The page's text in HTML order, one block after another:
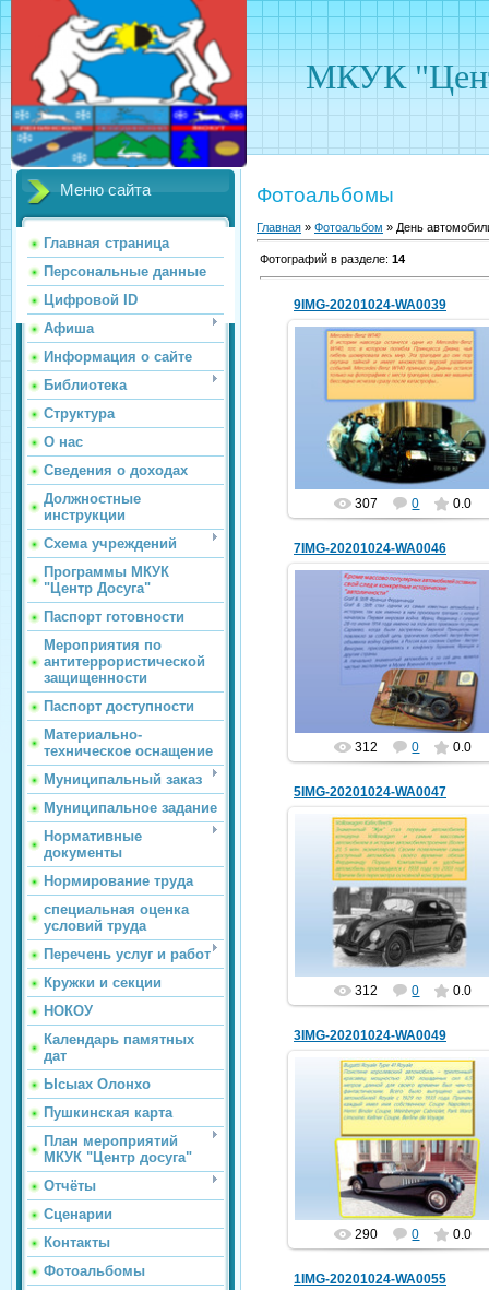
МКУК
Меню сайта
Главная страница
Персональные данные
Цифровой ID
Афиша
Информация о сайте
Библиотека
Структура
О нас
Сведения о доходах
Должностные
инструкции
Схема учреждений
Программы МКУК
"Центр Досуга"
Паспорт готовности
Мероприятия по
антитеррористической
защищенности
Паспорт доступности
Материально-
техническое оснащение
Муниципальный заказ
Муниципальное задание
Нормативные
документы
Нормирование труда
специальная оценка
условий труда
Перечень услуг и работ
Кружки и секции
НОКОУ
Календарь памятных
дат
Ысыах Олонхо
Пушкинская карта
План мероприятий
МКУК "Центр досуга"
Отчёты
Сценарии
Контакты
Фотоальбомы
Фотоальбомы
Главная » Фотоальбом » День
Фотографий в разделе: 14
9IMG-20201024-WA0039
hololenkomariya
307 0 0.0
7IMG-20201024-WA0046
25.10.2020
hololenkomariya
312 0 0.0
5IMG-20201024-WA0047
25.10.2020
hololenkomariya
312 0 0.0
3IMG-20201024-WA0049
25.10.2020
hololenkomariya
290 0 0.0
1IMG-20201024-WA0055